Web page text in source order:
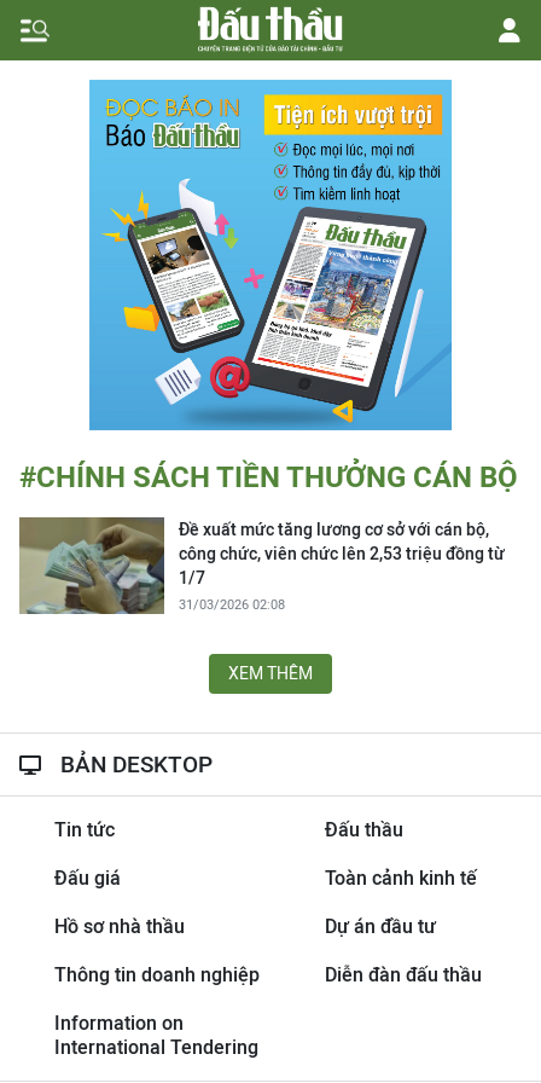
#CHÍNH SÁCH TIỀN THƯỞNG CÁN BỘ
Đề xuất mức tăng lương cơ sở với cán bộ,
công chức, viên chức lên 2,53 triệu đồng từ
1/7
31/03/2026 02:08
XEM THÊM
BẢN DESKTOP
Tin tức Đấu thầu
Đấu giá Toàn cảnh kinh tế
Hồ sơ nhà thầu Dự án đầu tư
Thông tin doanh nghiệp Diễn đàn đấu thầu
Information on
International Tendering